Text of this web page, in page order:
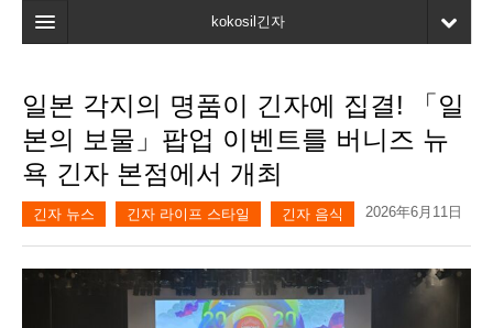
kokosil긴자
검색
최신정보
고객평가
마이페이지
즐겨찾기
일본 각지의 명품이 긴자에 집결! 「일
본의 보물」팝업 이벤트를 버니즈 뉴
욕 긴자 본점에서 개최
긴자 뉴스 긴자 라이프 스타일 긴자 음식 2026年6月11日